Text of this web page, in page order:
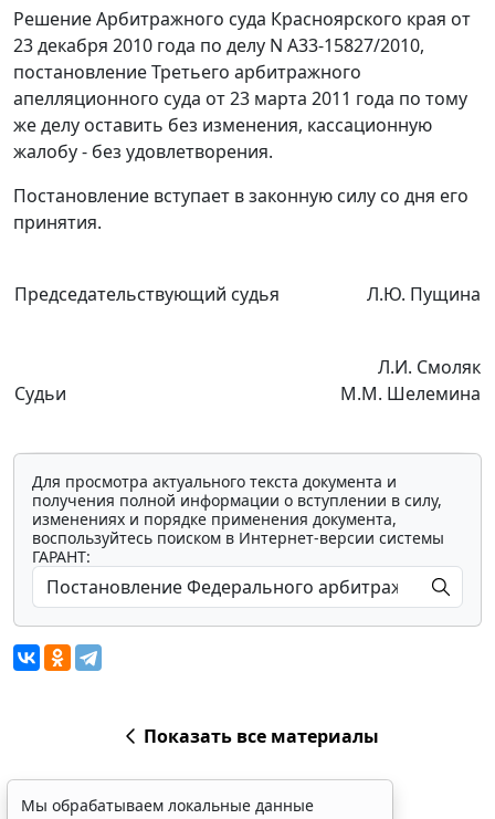
Решение Арбитражного суда Красноярского края от
23 декабря 2010 года по делу N А33-15827/2010,
постановление Третьего арбитражного
апелляционного суда от 23 марта 2011 года по тому
же делу оставить без изменения, кассационную
жалобу - без удовлетворения.
Постановление вступает в законную силу со дня его
принятия.
Председательствующий судья Л.Ю. Пущина
Судьи
Л.И. Смоляк
М.М. Шелемина
Для просмотра актуального текста документа и
получения полной информации о вступлении в силу,
изменениях и порядке применения документа,
воспользуйтесь поиском в Интернет-версии системы
ГАРАНТ:
Показать все материалы
Мы обрабатываем локальные данные